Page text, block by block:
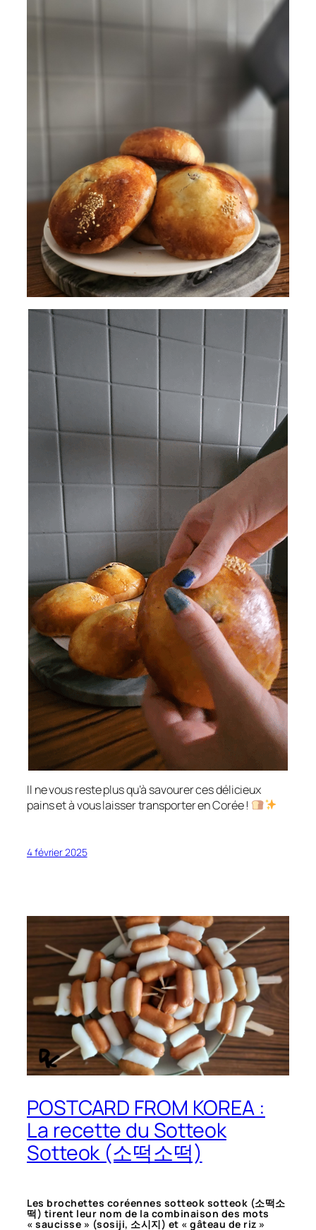
Il ne vous reste plus qu’à savourer ces délicieux
pains et à vous laisser transporter en Corée !
4 février 2025
POSTCARD FROM KOREA :
La recette du Sotteok
Sotteok (소떡소떡)
Les brochettes coréennes sotteok sotteok (소떡소
떡) tirent leur nom de la combinaison des mots
« saucisse » (sosiji, 소시지) et « gâteau de riz »